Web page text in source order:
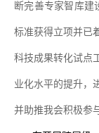
断完善专家智库建
标准获得立项并已
科技成果转化试点
业化水平的提升，
并助推我会积极参